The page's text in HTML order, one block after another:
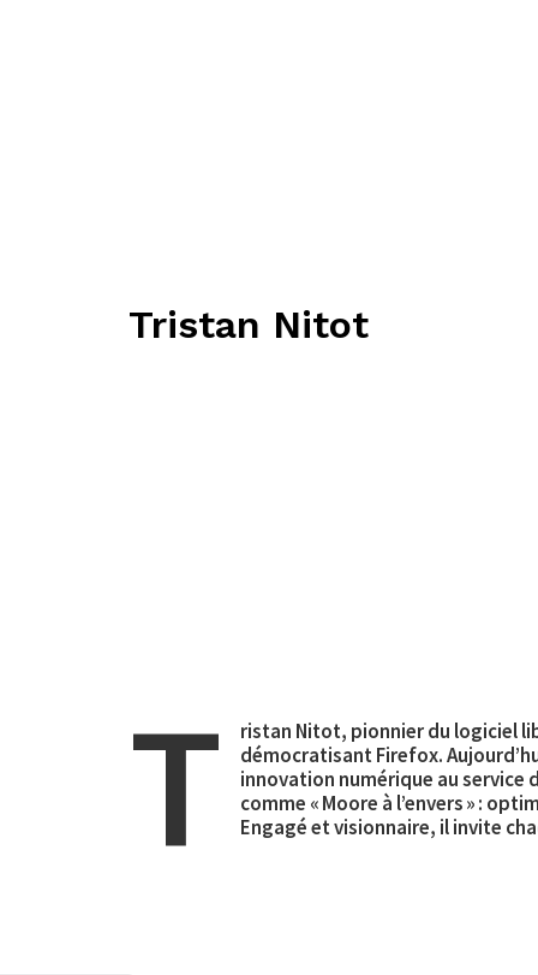
Tristan Nitot
T
ristan Nitot, pionnier du logiciel
démocratisant Firefox.
innovation numérique au service
comme « Moore à l’envers » :
Engagé et visionnaire, il invite